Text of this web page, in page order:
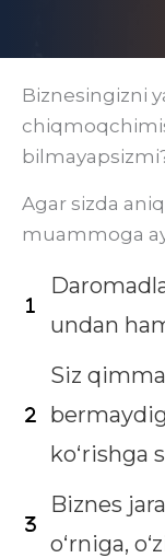
Biznesingizni
Agar sizda
muammoga
undan
Siz
ko‘rishga
Biznes
o‘rniga,